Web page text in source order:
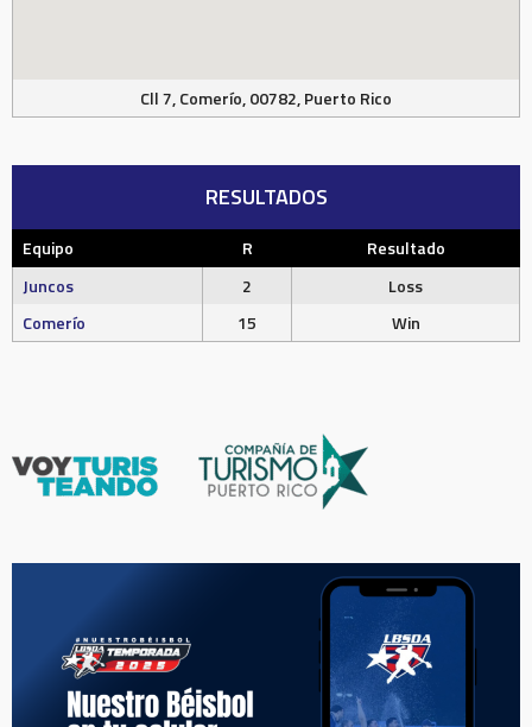
Cll 7, Comerío, 00782, Puerto Rico
RESULTADOS
Equipo R
Resultado
Juncos
2
Loss
Comerío
15 Win